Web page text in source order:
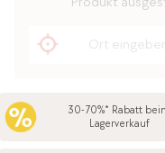
30-70%* Rabatt
Lagerverkauf